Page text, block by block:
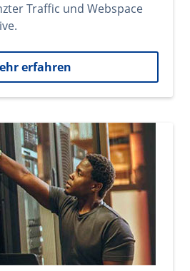
Traffic und Webspace
erfahren